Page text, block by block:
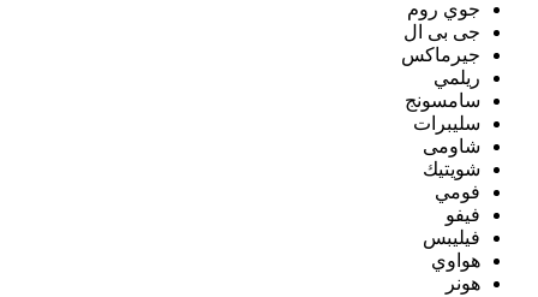
جوي روم
جى بى ال
جيرماكس
ريلمي
سامسونج
سليبرات
شاومى
شويتيك
فومي
فيفو
فيليبس
هواوي
هونر